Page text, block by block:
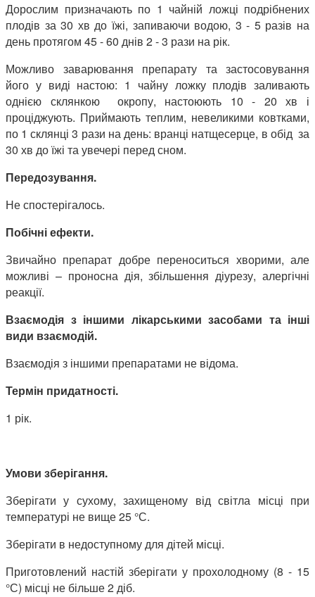
Дорослим призначають по 1 чайній ложці подрібнених
плодів за 30 хв до їжі, запиваючи водою, 3 - 5 разів на
день протягом 45 - 60 днів 2 - 3 рази на рік.
Можливо заварювання препарату та застосовування
його у виді настою: 1 чайну ложку плодів заливають
однією склянкою окропу, настоюють 10 - 20 хв і
проціджують. Приймають теплим, невеликими ковтками,
по 1 склянці 3 рази на день: вранці натщесерце, в обід за
30 хв до їжі та увечері перед сном.
Передозування.
Не спостерігалось.
Побічні ефекти.
Звичайно препарат добре переноситься хворими, але
можливі – проносна дія, збільшення діурезу, алергічні
реакції.
Взаємодія з іншими лікарськими засобами та інші
види взаємодій.
Взаємодія з іншими препаратами не відома.
Термін придатності.
1 рік.
Умови зберігання.
Зберігати у сухому, захищеному від світла місці при
температурі не вище 25 °С.
Зберігати в недоступному для дітей місці.
Приготовлений настій зберігати у прохолодному (8 - 15
°С) місці не більше 2 діб.